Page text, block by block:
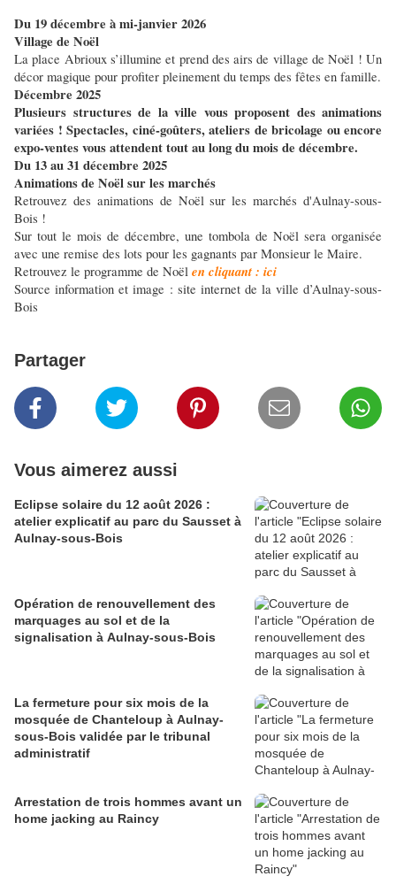
Du 19 décembre à mi-janvier 2026
Village de Noël
La place Abrioux s’illumine et prend des airs de village de Noël ! Un
décor magique pour profiter pleinement du temps des fêtes en famille.
Décembre 2025
Plusieurs structures de la ville vous proposent des animations
variées ! Spectacles, ciné-goûters, ateliers de bricolage ou encore
expo-ventes vous attendent tout au long du mois de décembre.
Du 13 au 31 décembre 2025
Animations de Noël sur les marchés
Retrouvez des animations de Noël sur les marchés d'Aulnay-sous-
Bois !
Sur tout le mois de décembre, une tombola de Noël sera organisée
avec une remise des lots pour les gagnants par Monsieur le Maire.
Retrouvez le programme de Noël en cliquant : ici
Source information et image : site internet de la ville d’Aulnay-sous-
Bois
Partager
Vous aimerez aussi
Eclipse solaire du 12 août 2026 :
atelier explicatif au parc du Sausset à
Aulnay-sous-Bois
Opération de renouvellement des
marquages au sol et de la
signalisation à Aulnay-sous-Bois
La fermeture pour six mois de la
mosquée de Chanteloup à Aulnay-
sous-Bois validée par le tribunal
administratif
Arrestation de trois hommes avant un
home jacking au Raincy